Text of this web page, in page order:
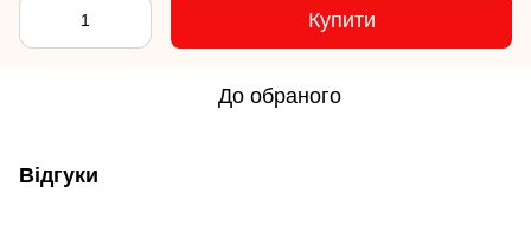
Купити
До обраного
Відгуки